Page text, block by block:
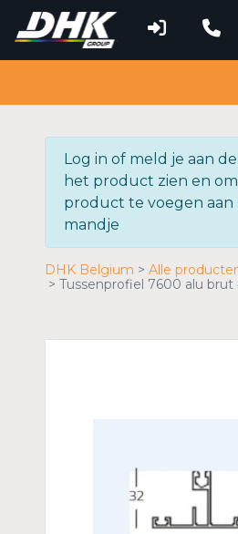
Log in of meld je aan
het product zien en
product te voegen aan
mandje
DHK Belgium
Alle
Tussenprofiel 7600 alu brut